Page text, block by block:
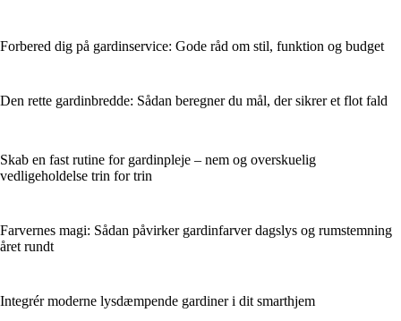
Forbered dig på gardinservice: Gode råd om stil, funktion og budget
Den rette gardinbredde: Sådan beregner du mål, der sikrer et flot fald
Skab en fast rutine for gardinpleje – nem og overskuelig
vedligeholdelse trin for trin
Farvernes magi: Sådan påvirker gardinfarver dagslys og rumstemning
året rundt
Integrér moderne lysdæmpende gardiner i dit smarthjem